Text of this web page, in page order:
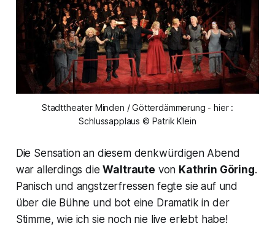
Stadttheater Minden / Götterdämmerung - hier :
Schlussapplaus © Patrik Klein
Die Sensation an diesem denkwürdigen Abend
war allerdings dieWaltraute von Kathrin Göring.
Panisch und angstzerfressen fegte sie auf und
über die Bühne und bot eine Dramatik in der
Stimme, wie ich sie noch nie live erlebt habe!